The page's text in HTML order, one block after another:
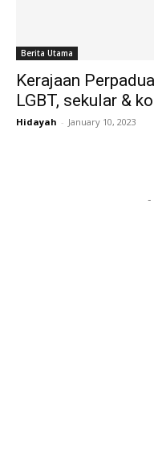
Berita Utama
Kerajaan
LGBT, sekular &
Hidayah - January 10, 2023
-